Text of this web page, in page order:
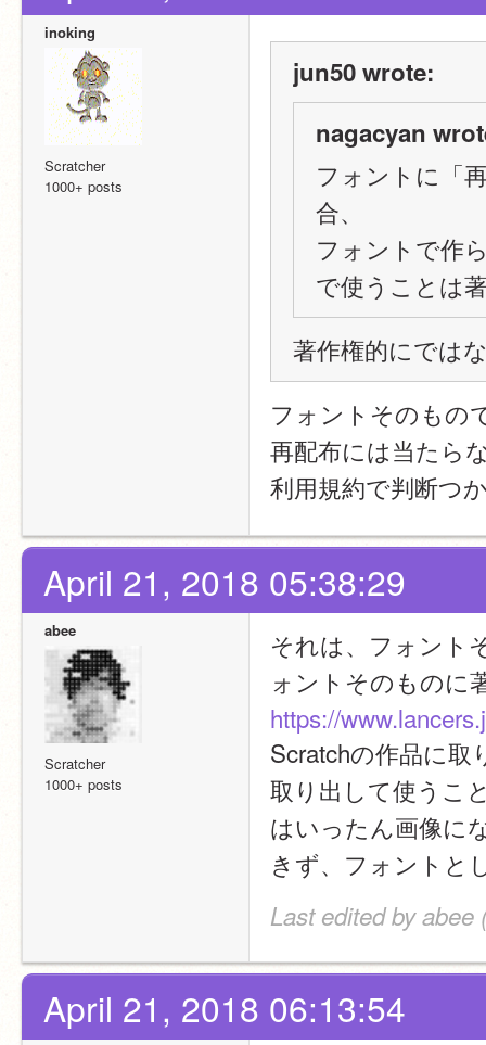
inoking
Scratcher
1000+ posts
jun50 wrote:
nagacyan
フォントに「
合、
フォントで作
で使うことは
著作権的にでは
フォントそのもの
再配布には当たら
利用規約で判断つ
April 21, 2018 05:38:29
abee
Scratcher
1000+ posts
それは、フォント
ォントそのものに
https://
Scratchの作品に
取り出して使うこ
はいったん画像に
きず、フォントと
Last edited by abee
April 21, 2018 06:13:54